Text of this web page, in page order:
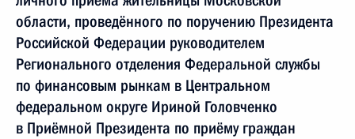
области, проведённого по поручению Президента
Российской Федерации руководителем
Регионального отделения Федеральной службы
по финансовым рынкам в Центральном
федеральном округе Ириной Головченко
в Приёмной Президента по приёму граждан